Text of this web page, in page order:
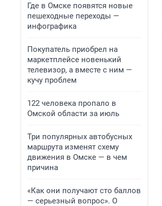
Где в Омске появятся новые
пешеходные переходы —
инфографика
Покупатель приобрел на
маркетплейсе новенький
телевизор, а вместе с ним —
кучу проблем
122 человека пропало в
Омской области за июль
Три популярных автобусных
маршрута изменят схему
движения в Омске — в чем
причина
«Как они получают сто баллов
— серьезный вопрос». О